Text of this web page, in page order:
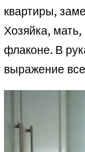
квартиры,
Хозяйка,
флаконе. В
выражение